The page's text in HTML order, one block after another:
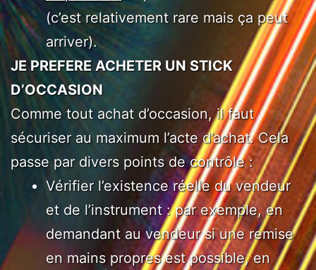
(c’est relativement rare mais ça peut
arriver).
JE PREFERE ACHETER UN STICK
D’OCCASION
Comme tout achat d’occasion, il faut
sécuriser au maximum l’acte d’achat. Cela
passe par divers points de contrôle :
Vérifier l’existence réelle du vendeur
et de l’instrument : par exemple, en
demandant au vendeur si une remise
en mains propres est possible, en